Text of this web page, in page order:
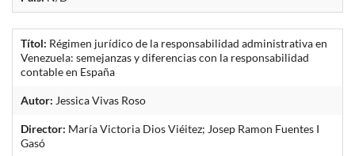
Títol: Régimen jurídico de la responsabilidad administrativa en
Venezuela: semejanzas y diferencias con la responsabilidad
contable en España
Autor: Jessica Vivas Roso
Director: María Victoria Dios Viéitez; Josep Ramon Fuentes I
Gasó